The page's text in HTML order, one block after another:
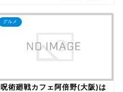
グルメ
呪術廻戦カフェ阿倍野(大阪)は